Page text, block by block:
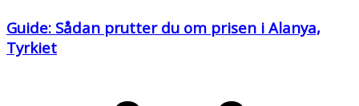
Guide: Sådan prutter du om prisen i Alanya,
Tyrkiet